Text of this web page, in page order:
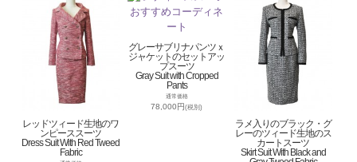
レッドツィード生地のワ
ンピーススーツ
Dress Suit With Red Tweed
Fabric
グレーサブリナパンツｘ
ジャケットのセットアッ
プスーツ
Gray Suit with Cropped
Pants
通常価格
78,000円(税別)
ラメ入りのブラック・グ
レーのツィード生地のス
カートスーツ
Skirt Suit With Black and